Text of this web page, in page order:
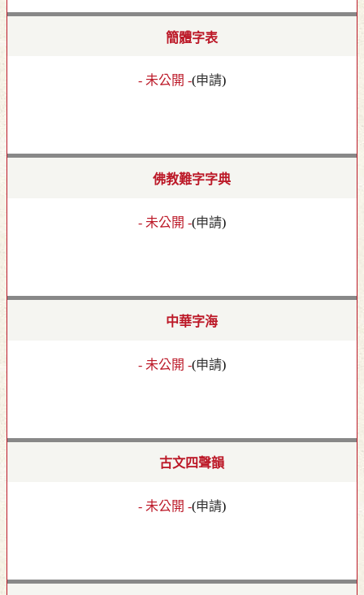
簡體字表
- 未公開 -(申請)
佛教難字字典
- 未公開 -(申請)
中華字海
- 未公開 -(申請)
古文四聲韻
- 未公開 -(申請)